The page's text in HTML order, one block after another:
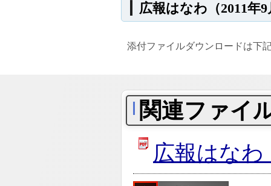
広報はなわ（2011年
添付ファイルダウンロードは下
関連ファイ
広報はなわ